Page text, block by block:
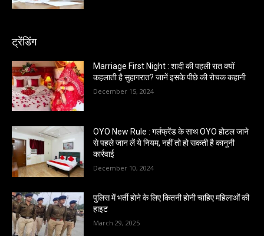
ट्रेंडिंग
Marriage First Night : शादी की पहली रात क्यों
कहलाती है सुहागरात? जानें इसके पीछे की रोचक कहानी
December 15, 2024
OYO New Rule : गर्लफ्रेंड के साथ OYO होटल जाने
से पहले जान लें ये नियम, नहीं तो हो सकती है कानूनी
कार्रवाई
December 10, 2024
पुलिस में भर्ती होने के लिए कितनी होनी चाहिए महिलाओं की
हाइट
March 29, 2025